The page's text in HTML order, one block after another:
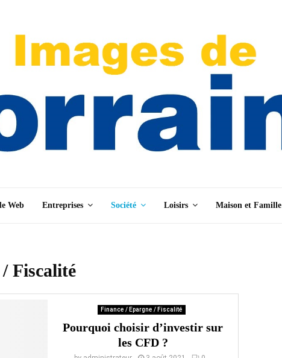
Web Entreprises Société Loisirs Maison et Famille
Fiscalité
Finance / Epargne / Fiscalité
Pourquoi choisir d’investir sur
les CFD ?